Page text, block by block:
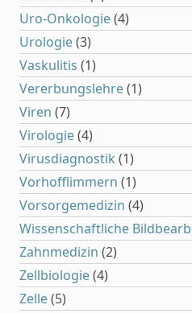
Uro-Onkologie(4)
Urologie(3)
Vaskulitis (1)
Vererbungslehre(1)
Viren (7)
Virologie(4)
Virusdiagnostik (1)
Vorhofflimmern (1)
Vorsorgemedizin (4)
Wissenschaftliche
Zahnmedizin (2)
Zellbiologie(4)
Zelle(5)